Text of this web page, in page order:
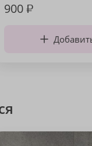
900₽